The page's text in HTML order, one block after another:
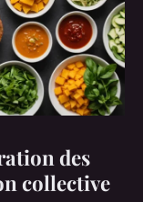
des
collective